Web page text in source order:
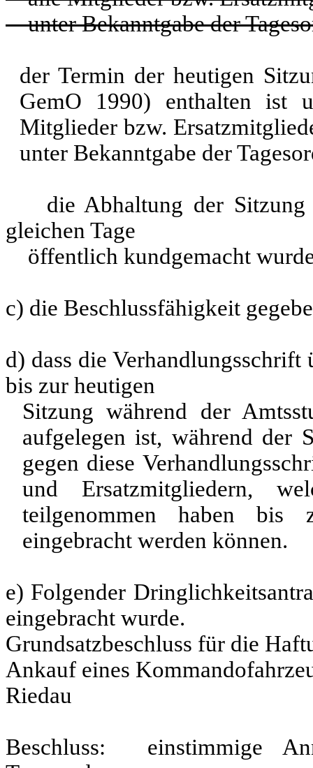
unter Bekanntgabe der
der Termin der heutigen
GemO 1990) enthalten ist
Mitglieder bzw.
unter Bekanntgabe der
die Abhaltung der Sitzung
gleichen Tage
öffentlich kundgemacht
c) die Beschlussfähigkeit
d) dass die
bis zur heutigen
Sitzung während der
aufgelegen ist, während der
gegen diese
und Ersatzmitgliedern,
teilgenommen haben bis
eingebracht werden können.
e) Folgender
eingebracht wurde.
Grundsatzbeschluss für die
Ankauf eines
Riedau
Beschluss: einstimmige